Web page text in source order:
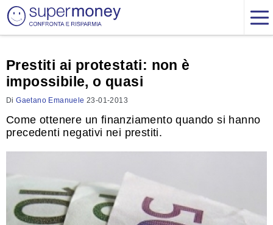
Prestiti ai protestati: non è
impossibile, o quasi
DiGaetano Emanuele 23-01-2013
Come ottenere un finanziamento quando si hanno
precedenti negativi nei prestiti.